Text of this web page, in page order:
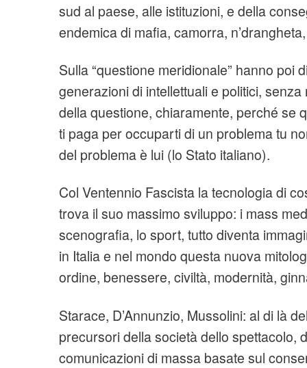
sud al paese, alle istituzioni, e della
endemica di mafia, camorra,
Sulla “questione meridionale” hanno poi
generazioni di intellettuali e politici,
della questione, chiaramente, perché se
ti paga per occuparti di un problema tu
del problema è lui (lo Stato italiano).
Col Ventennio Fascista la tecnologia di
trova il suo massimo sviluppo: i mass
scenografia, lo sport, tutto diventa
in Italia e nel mondo questa nuova
ordine, benessere, civiltà, modernità,
Starace, D’Annunzio, Mussolini: al di là
precursori della società dello spettacolo,
comunicazioni di massa basate sul